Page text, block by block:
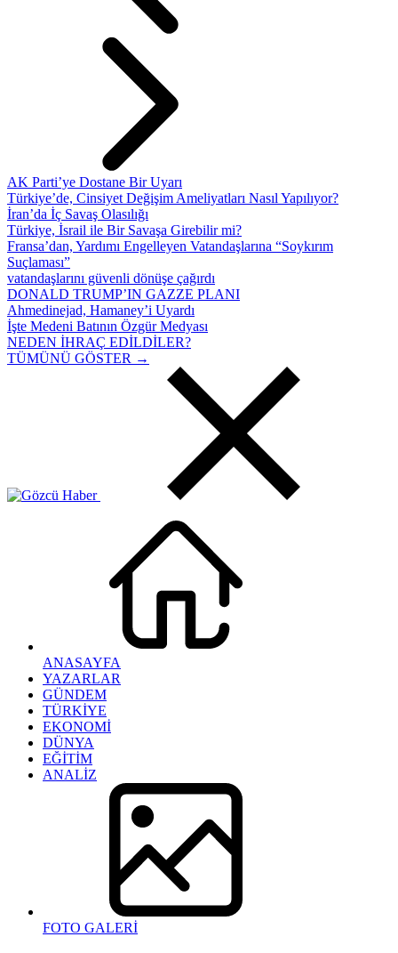
AK Parti’ye Dostane Bir Uyarı
Türkiye’de, Cinsiyet Değişim Ameliyatları Nasıl Yapılıyor?
İran’da İç Savaş Olasılığı
Türkiye, İsrail ile Bir Savaşa Girebilir mi?
Fransa’dan, Yardımı Engelleyen Vatandaşlarına “Soykırım
Suçlaması”
vatandaşlarını güvenli dönüşe çağırdı
DONALD TRUMP’IN GAZZE PLANI
Ahmedinejad, Hamaney’i Uyardı
İşte Medeni Batının Özgür Medyası
NEDEN İHRAÇ EDİLDİLER?
TÜMÜNÜ GÖSTER →
ANASAYFA
YAZARLAR
GÜNDEM
TÜRKİYE
EKONOMİ
DÜNYA
EĞİTİM
ANALİZ
FOTO GALERİ